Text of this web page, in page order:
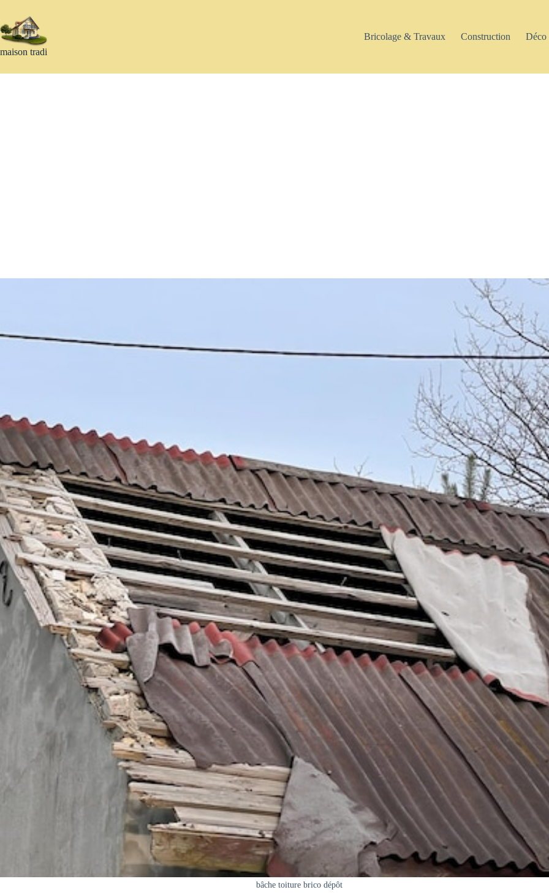
contenu
maison tradi
Bricolage & Travaux Construction Déco
bâche toiture brico dépôt